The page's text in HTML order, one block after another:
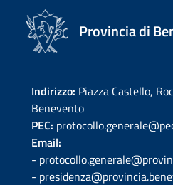
Provincia di
Indirizzo: Piazza Castello,
Benevento
PEC:
Email:
-
-